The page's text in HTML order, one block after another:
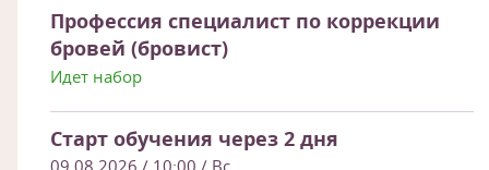
Профессия специалист по коррекции
бровей (бровист)
Идет набор
Старт обучения через 2 дня
09.08.2026 / 10:00 / Вс